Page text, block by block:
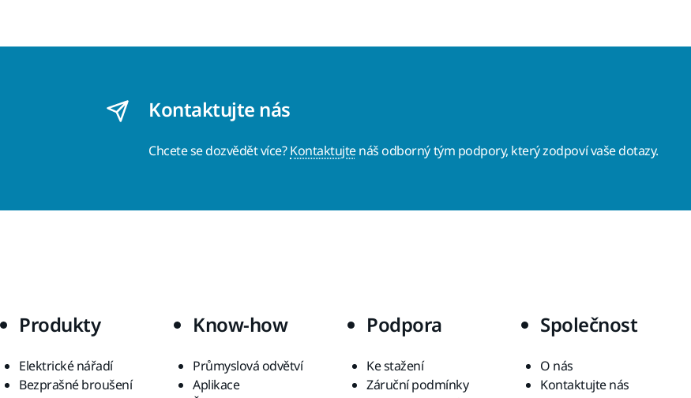
Kontaktujte nás
Chcete se dozvědět více?Kontaktujtenáš odborný tým podpory, který zodpoví vaše dotazy.
Produkty
Elektrické nářadí
Bezprašné broušení
Know-how
Průmyslová odvětví
Aplikace
Podpora
Ke stažení
Záruční podmínky
Společnost
O nás
Kontaktujte nás